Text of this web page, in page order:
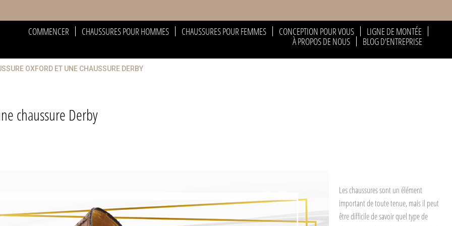
COMMENCER CHAUSSURES POUR HOMMES CHAUSSURES POUR FEMMES CONCEPTION POUR VOUS
LIGNE DE MONTÉE
À PROPOS DE NOUS
BLOG D'ENTREPRISE
OXFORD ET UNE CHAUSSURE DERBY
chaussure Derby
Les chaussures sont un élément
important de toute tenue, mais il peut
être difficile de savoir quel type de